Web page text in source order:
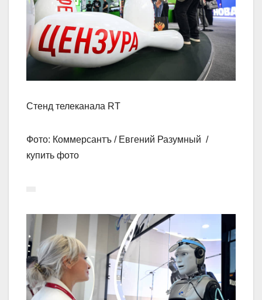
Стенд телеканала RT
Фото: Коммерсантъ / Евгений Разумный /
купить фото